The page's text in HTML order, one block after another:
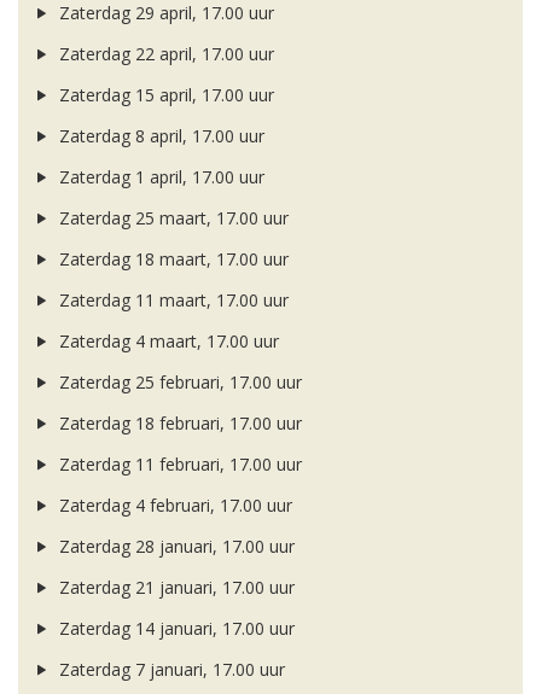
Zaterdag 29 april, 17.00 uur
Zaterdag 22 april, 17.00 uur
Zaterdag 15 april, 17.00 uur
Zaterdag 8 april, 17.00 uur
Zaterdag 1 april, 17.00 uur
Zaterdag 25 maart, 17.00 uur
Zaterdag 18 maart, 17.00 uur
Zaterdag 11 maart, 17.00 uur
Zaterdag 4 maart, 17.00 uur
Zaterdag 25 februari, 17.00 uur
Zaterdag 18 februari, 17.00 uur
Zaterdag 11 februari, 17.00 uur
Zaterdag 4 februari, 17.00 uur
Zaterdag 28 januari, 17.00 uur
Zaterdag 21 januari, 17.00 uur
Zaterdag 14 januari, 17.00 uur
Zaterdag 7 januari, 17.00 uur